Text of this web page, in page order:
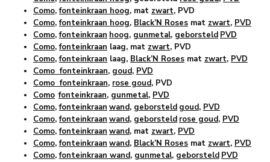
Como,fonteinkraan hoog, mat zwart, PVD
Como,fonteinkraan hoog, Black’N Roses mat zwart, PVD
Como,fonteinkraan hoog, gunmetal, geborsteld PVD
Como,fonteinkraan laag, mat zwart, PVD
Como,fonteinkraan laag, Black’N Roses mat zwart, PVD
Como fonteinkraan, goud, PVD
Como fonteinkraan, rose goud, PVD
Como fonteinkraan, gunmetal, PVD
Como,fonteinkraan wand, geborsteld goud, PVD
Como,fonteinkraan wand, geborsteld rose goud, PVD
Como,fonteinkraan wand, mat zwart, PVD
Como,fonteinkraan wand, Black’N Roses mat zwart, PVD
Como,fonteinkraan wand, gunmetal, geborsteld PVD